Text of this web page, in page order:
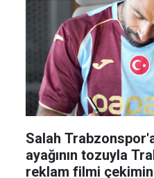
Salah
ayağının tozuyla
reklam filmi